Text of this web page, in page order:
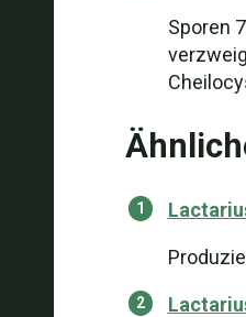
Sporen